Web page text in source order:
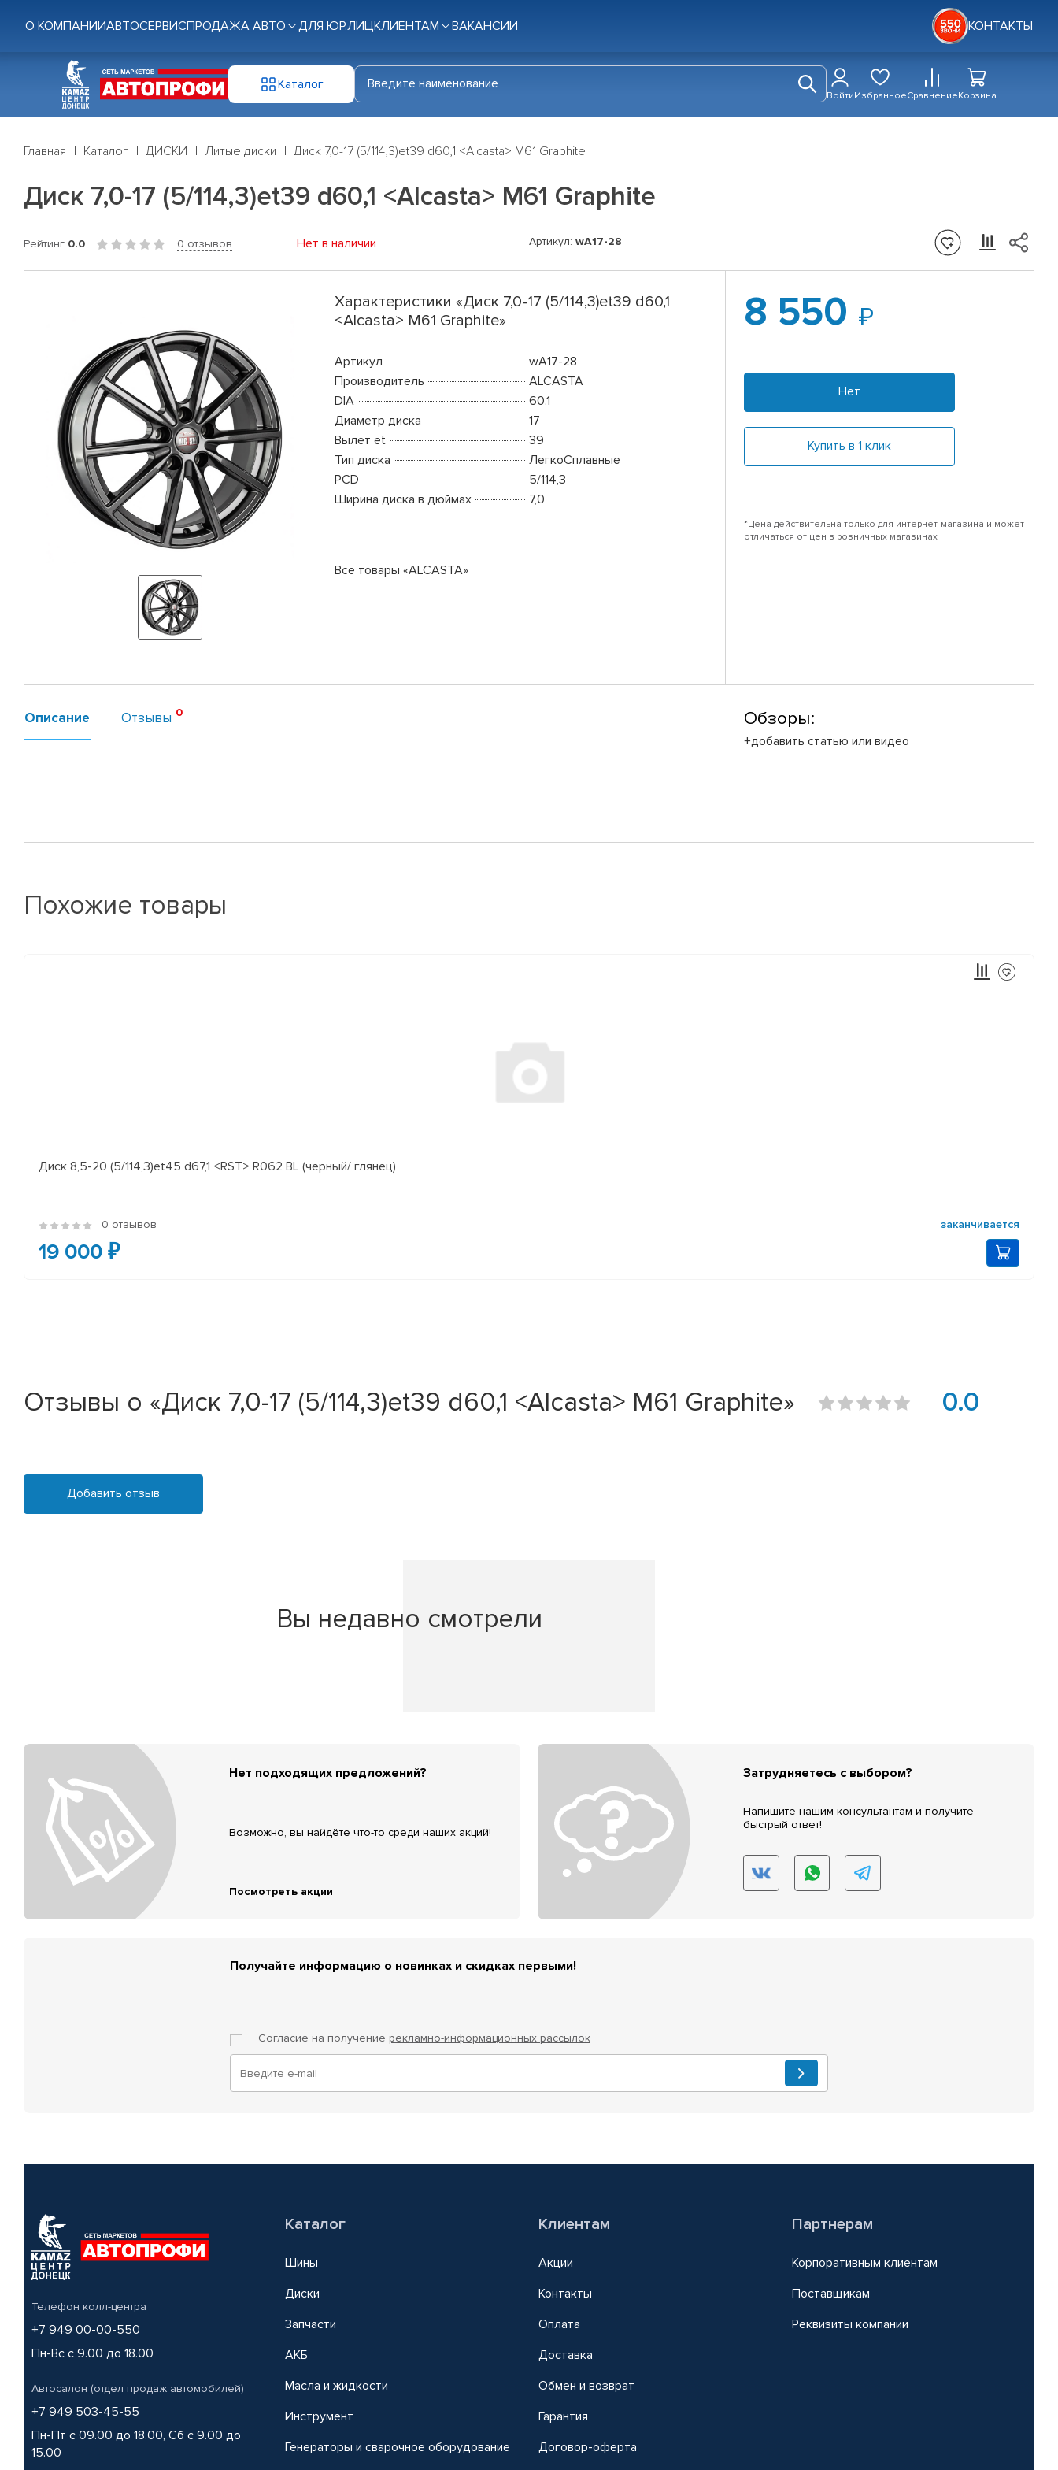
О КОМПАНИИАВТОСЕРВИСПРОДАЖА АВТО ДЛЯ ЮР.ЛИЦКЛИЕНТАМ ВАКАНСИИ КОНТАКТЫ
Каталог
ВойтиИзбранноеСравнениеКорзина
Главная Каталог ДИСКИ Литые диски Диск 7,0-17 (5/114,3)et39 d60,1 <Alcasta> M61 Graphite
Диск 7,0-17 (5/114,3)et39 d60,1 <Alcasta> M61 Graphite
Рейтинг 0.0 0 отзывов Нет в наличии Артикул: wA17-28
Характеристики «Диск 7,0-17 (5/114,3)et39 d60,1
<Alcasta> M61 Graphite»
Артикул
wA17-28
Производитель
ALCASTA
DIA
60.1
Диаметр диска
17
Вылет et
39
Тип диска
ЛегкоСплавные
PCD
5/114,3
Ширина диска в дюймах
7,0
Все товары «ALCASTA»
8 550
Нет
Купить в 1 клик
*Цена действительна только для интернет-магазина и может
отличаться от цен в розничных магазинах
Описание Отзывы Обзоры:
+добавить статью или видео
Похожие товары
Диск 8,5-20 (5/114,3)et45 d67,1 <RST> R062 BL (черный/ глянец)
0 отзывов заканчивается
19 000 ₽
Отзывы о «Диск 7,0-17 (5/114,3)et39 d60,1 <Alcasta> M61 Graphite» 0.0
Добавить отзыв
Вы недавно смотрели
Нет подходящих предложений?
Возможно, вы найдёте что-то среди наших акций!
Посмотреть акции
Затрудняетесь с выбором?
Напишите нашим консультантам и получите
быстрый ответ!
Получайте информацию о новинках и скидках первыми!
Согласие на получение рекламно-информационных рассылок
Телефон колл-центра
+7 949 00-00-550
Пн-Вс с 9.00 до 18.00
Автосалон (отдел продаж автомобилей)
+7 949 503-45-55
Пн-Пт с 09.00 до 18.00, Сб с 9.00 до
15.00
Каталог
Шины
Диски
Запчасти
АКБ
Масла и жидкости
Инструмент
Генераторы и сварочное оборудование
Клиентам
Акции
Контакты
Оплата
Доставка
Обмен и возврат
Гарантия
Договор-оферта
Партнерам
Корпоративным клиентам
Поставщикам
Реквизиты компании